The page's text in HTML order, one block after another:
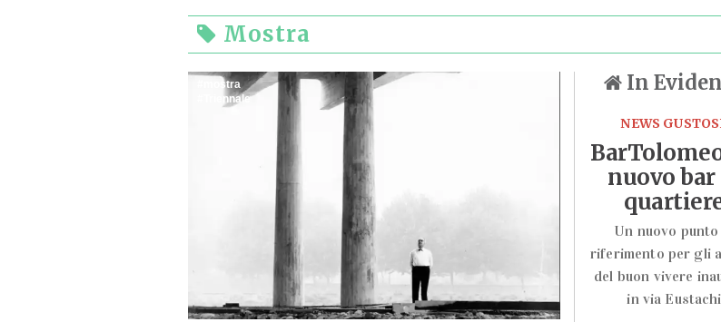
Mostra
mostra
Triennale
In
NEWS
nuovo bar
Un nuovo
riferimento per gli
del buon vivere
in via Eustachi